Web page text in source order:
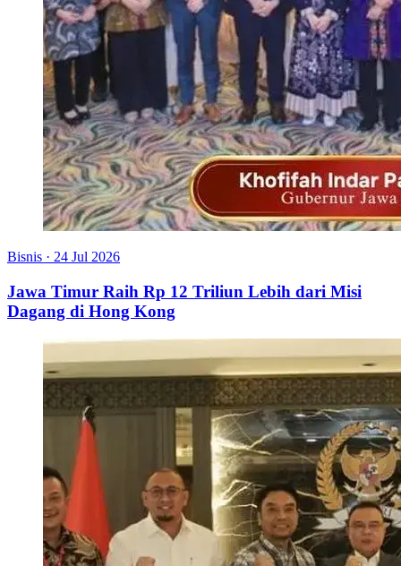
Bisnis · 24 Jul 2026
Jawa Timur Raih Rp 12 Triliun Lebih dari Misi
Dagang di Hong Kong